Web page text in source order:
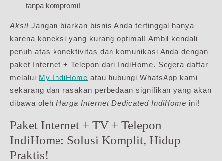
tanpa kompromi!
Aksi! Jangan biarkan bisnis Anda tertinggal hanya
karena koneksi yang kurang optimal! Ambil kendali
penuh atas konektivitas dan komunikasi Anda dengan
paket Internet + Telepon dari IndiHome. Segera daftar
melalui My IndiHome atau hubungi WhatsApp kami
sekarang dan rasakan perbedaan signifikan yang akan
dibawa oleh Harga Internet Dedicated IndiHome ini!
Paket Internet + TV + Telepon
IndiHome: Solusi Komplit, Hidup
Praktis!